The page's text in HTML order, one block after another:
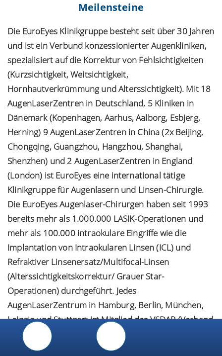
Meilensteine
Die EuroEyes Klinikgruppe besteht seit über 30 Jahren
und ist ein Verbund konzessionierter Augenkliniken,
spezialisiert auf die Korrektur von Fehlsichtigkeiten
(Kurzsichtigkeit, Weitsichtigkeit,
Hornhautverkrümmung und Alterssichtigkeit). Mit 18
AugenLaserZentren in Deutschland, 5 Kliniken in
Dänemark (Kopenhagen, Aarhus, Aalborg, Esbjerg,
Herning) 9 AugenLaserZentren in China (2x Beijing,
Chongqing, Guangzhou, Hangzhou, Shanghai,
Shenzhen) und 2 AugenLaserZentren in England
(London) ist EuroEyes eine international tätige
Klinikgruppe für Augenlasern und Linsen-Chirurgie.
Die EuroEyes Augenlaser-Chirurgen haben seit 1993
bereits mehr als 1.000.000 LASIK-Operationen und
mehr als 100.000 intraokulare Eingriffe wie die
Implantation von Intraokularen Linsen (ICL) und
Refraktiver Linsenersatz/Multifocal-Linsen
(Alterssichtigkeitskorrektur/ Grauer Star-
Operationen) durchgeführt. Jedes
AugenLaserZentrum in Hamburg, Berlin, München,
Leipzig und Stuttgart ist Mitglied des VSDAR (Verband
der Spezialkliniken Deutschlands für Augenlaser und
Refraktive Chirurgie e.V.). Qualitätssicherung und